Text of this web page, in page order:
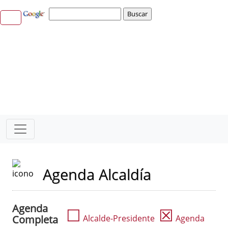
Agenda Alcaldía
Agenda
Completa
☐ Alcalde-Presidente ☒ Agenda